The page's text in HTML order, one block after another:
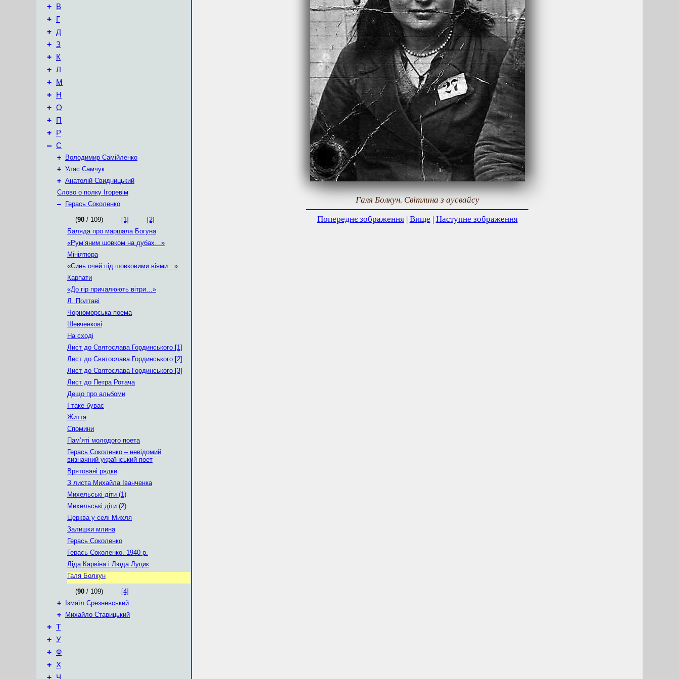
+ В
+ Г
+ Д
+ З
+ К
+ Л
+ М
+ Н
+ О
+ П
+ Р
– С
+
Володимир Самійленко
+ Улас Самчук
+ Анатолій Свидницький
Слово о полку Ігоревім
–
Герась Соколенко
(90 / 109) [1]
[2]
Баляда про маршала Богуна
«Рум’яним шовком на дубах…»
Мініятюра
«Синь очей під шовковими віями…»
Карпати
«До гір причалюють вітри…»
Л. Полтаві
Чорноморська поема
Шевченкові
На сході
Лист до Святослава Гординського [1]
Лист до Святослава Гординського [2]
Лист до Святослава Гординського [3]
Лист до Петра Ротача
Дещо про альбоми
І таке буває
Життя
Спомини
Пам’яті молодого поета
Герась Соколенко – невідомий
визначний український поет
Врятовані рядки
З листа Михайла Іванченка
Михельськi дiти (1)
Михельськi дiти (2)
Церква у селi Михля
Залишки млина
Герась Соколенко
Герась Соколенко. 1940 р.
Ліда Карвіна і Люда Луцик
Галя Болкун
(90 / 109)
[4]
+
Ізмаїл Срезневський
+
Михайло Старицький
+ Т
+ У
+ Ф
+ Х
+
Галя Болкун. Свiтлина з аусвайсу
Попереднє зображення| Вище | Наступне зображення